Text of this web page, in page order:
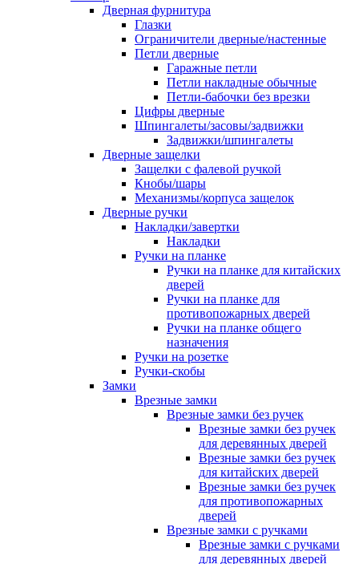
Дверная фурнитура
Глазки
Ограничители дверные/настенные
Петли дверные
Гаражные петли
Петли накладные обычные
Петли-бабочки без врезки
Цифры дверные
Шпингалеты/засовы/задвижки
Задвижки/шпингалеты
Дверные защелки
Защелки с фалевой ручкой
Кнобы/шары
Механизмы/корпуса защелок
Дверные ручки
Накладки/завертки
Накладки
Ручки на планке
Ручки на планке для китайских
дверей
Ручки на планке для
противопожарных дверей
Ручки на планке общего
назначения
Ручки на розетке
Ручки-скобы
Замки
Врезные замки
Врезные замки без ручек
Врезные замки без ручек
для деревянных дверей
Врезные замки без ручек
для китайских дверей
Врезные замки без ручек
для противопожарных
дверей
Врезные замки с ручками
Врезные замки с ручками
для деревянных дверей